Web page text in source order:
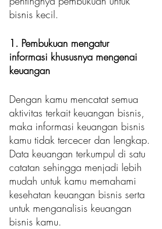
bisnis kecil.
1. Pembukuan mengatur
informasi khususnya mengenai
keuangan
Dengan kamu mencatat semua
aktivitas terkait keuangan bisnis,
maka informasi keuangan bisnis
kamu tidak tercecer dan lengkap.
Data keuangan terkumpul di satu
catatan sehingga menjadi lebih
mudah untuk kamu memahami
kesehatan keuangan bisnis serta
untuk menganalisis keuangan
bisnis kamu.